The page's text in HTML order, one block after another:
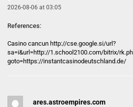
2026-08-06 at 03:05
References:
Casino cancun http://cse.google.si/url?
sa=i&url=http://1.school2100.com/bitrix/
goto=https://instantcasinodeutschland.de/
ares.astroempires.com